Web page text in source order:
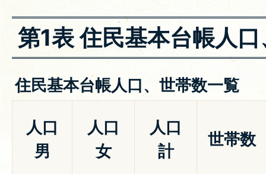
第1表 住民基本台帳人
住民基本台帳人口、世帯数一覧
人口
男
人口
女
人口
計
世帯数